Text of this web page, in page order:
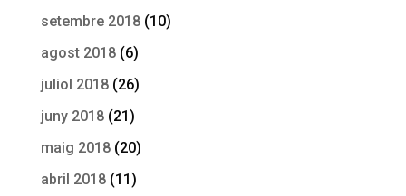
setembre 2018(10)
agost 2018(6)
juliol 2018(26)
juny 2018(21)
maig 2018(20)
abril 2018(11)